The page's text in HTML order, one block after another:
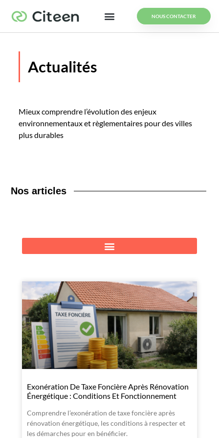
NOUS CONTACTER
Actualités
Mieux comprendre l’évolution des enjeux
environnementaux et règlementaires pour des villes
plus durables
Nosarticles
Exonération De Taxe Foncière Après Rénovation
Énergétique : Conditions Et Fonctionnement
Comprendre l’exonération de taxe foncière après
rénovation énergétique, les conditions à respecter et
les démarches pour en bénéficier.